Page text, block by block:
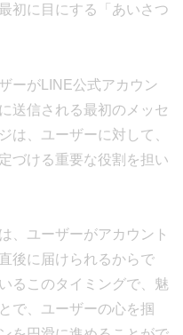
初に目にする「あいさつ
ーがLINE公式アカウン
送信される最初のメッセ
は、ユーザーに対して、
づける重要な役割を担い
、ユーザーがアカウント
後に届けられるからで
るこのタイミングで、魅
で、ユーザーの心を掴